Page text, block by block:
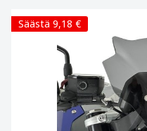
Säästä 9,18 €